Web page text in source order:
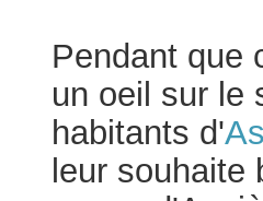
Pendant que
un oeil sur le
habitants d'
leur